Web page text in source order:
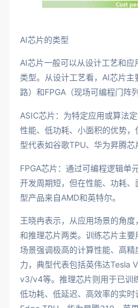
AI芯片的类型
AI芯片一般可以从设计工艺和
类型。从设计工艺看，AI芯片主
路）和FPGA（现场可编程门阵
ASIC芯片：为特定应用或算法
性能、低功耗、小面积的优势
型代表如谷歌TPU、华为昇腾芯
FPGA芯片：通过可编程逻辑单
开发周期短，但在性能、功耗
型产品来自AMD和英特尔。
王晓冉表示，从应用场景的角
和推理芯片两类。训练芯片主
场景强调极高的计算性能、高
力，典型代表包括英伟达Tesla
v3/v4等。推理芯片则用于已训
低功耗、低延迟、高效率的实